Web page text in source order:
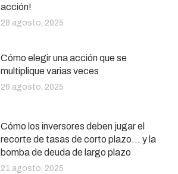
acción!
28 agosto, 2025
Cómo elegir una acción que se
multiplique varias veces
26 agosto, 2025
Cómo los inversores deben jugar el
recorte de tasas de corto plazo… y la
bomba de deuda de largo plazo
21 agosto, 2025